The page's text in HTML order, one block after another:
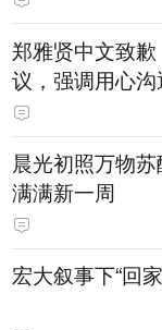
郑雅贤中文致
议，强调用心
晨光初照万物
满满新一周
宏大叙事下“回